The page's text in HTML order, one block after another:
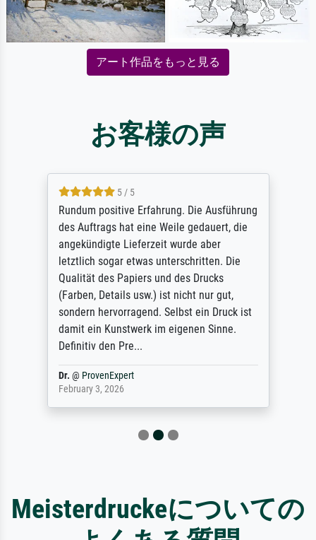
アート作品をもっと見る
お客様の声
5 / 5
Rundum positive Erfahrung. Die Ausführung
des Auftrags hat eine Weile gedauert, die
angekündigte Lieferzeit wurde aber
letztlich sogar etwas unterschritten. Die
Qualität des Papiers und des Drucks
(Farben, Details usw.) ist nicht nur gut,
sondern hervorragend. Selbst ein Druck ist
damit ein Kunstwerk im eigenen Sinne.
Definitiv den Pre...
Dr. @ ProvenExpert
February 3, 2026
Meisterdruckeについての